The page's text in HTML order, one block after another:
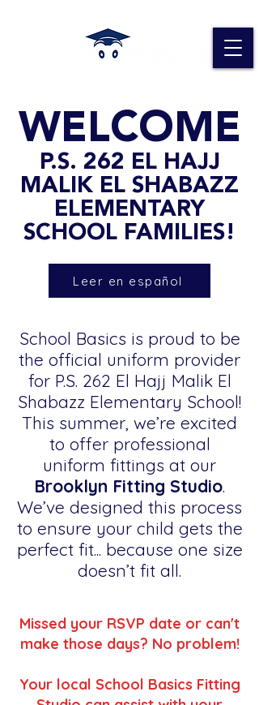
WELCOME
P.S. 262 EL HAJJ
MALIK EL SHABAZZ
ELEMENTARY
SCHOOL FAMILIES!
Leer en español
School Basics is proud to be
the official uniform provider
for P.S. 262 El Hajj Malik El
Shabazz Elementary School!
This summer, we’re excited
to offer professional
uniform fittings at our
Brooklyn Fitting Studio.
We’ve designed this process
to ensure your child gets the
perfect fit... because one size
doesn’t fit all.
Missed your RSVP date or can't
make those days? No problem!
Your local School Basics Fitting